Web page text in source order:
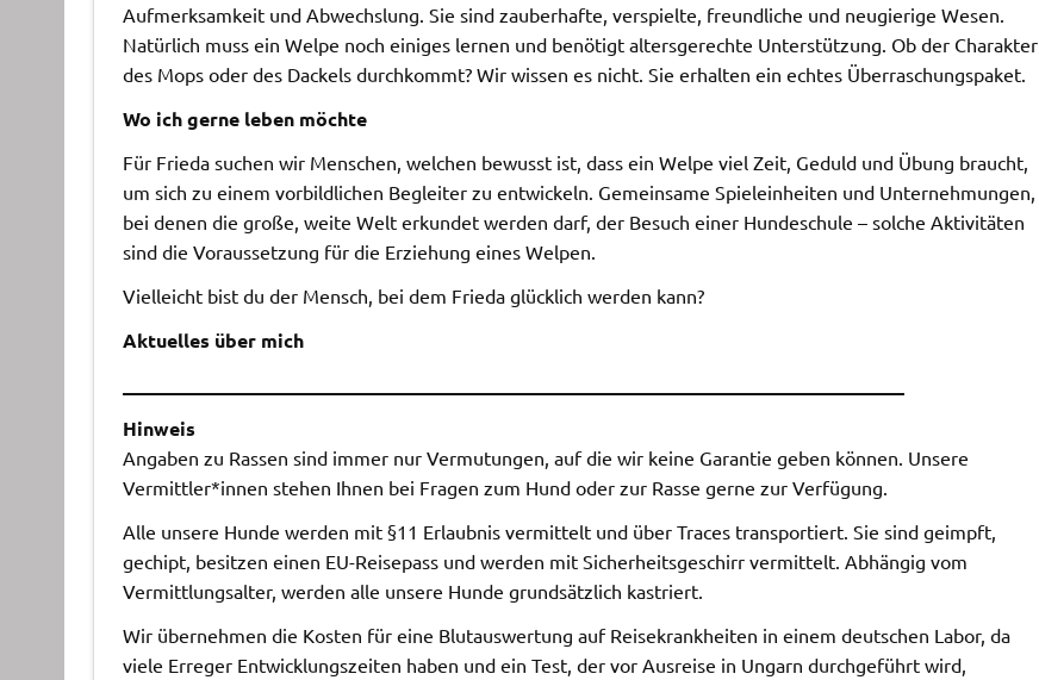
Aufmerksamkeit und Abwechslung. Sie sind zauberhafte, verspielte, freundliche und neugierige Wesen.
Natürlich muss ein Welpe noch einiges lernen und benötigt altersgerechte Unterstützung. Ob der Charakter
des Mops oder des Dackels durchkommt? Wir wissen es nicht. Sie erhalten ein echtes Überraschungspaket.
Wo ich gerne leben möchte
Für Frieda suchen wir Menschen, welchen bewusst ist, dass ein Welpe viel Zeit, Geduld und Übung braucht,
um sich zu einem vorbildlichen Begleiter zu entwickeln. Gemeinsame Spieleinheiten und Unternehmungen,
bei denen die große, weite Welt erkundet werden darf, der Besuch einer Hundeschule – solche Aktivitäten
sind die Voraussetzung für die Erziehung eines Welpen.
Vielleicht bist du der Mensch, bei dem Frieda glücklich werden kann?
Aktuelles über mich
Hinweis
Angaben zu Rassen sind immer nur Vermutungen, auf die wir keine Garantie geben können. Unsere
Vermittler*innen stehen Ihnen bei Fragen zum Hund oder zur Rasse gerne zur Verfügung.
Alle unsere Hunde werden mit §11 Erlaubnis vermittelt und über Traces transportiert. Sie sind geimpft,
gechipt, besitzen einen EU-Reisepass und werden mit Sicherheitsgeschirr vermittelt. Abhängig vom
Vermittlungsalter, werden alle unsere Hunde grundsätzlich kastriert.
Wir übernehmen die Kosten für eine Blutauswertung auf Reisekrankheiten in einem deutschen Labor, da
viele Erreger Entwicklungszeiten haben und ein Test, der vor Ausreise in Ungarn durchgeführt wird,